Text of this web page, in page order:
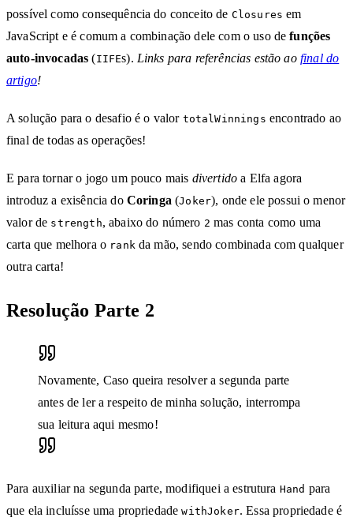
possível como consequência do conceito de Closures em
JavaScript e é comum a combinação dele com o uso defunções
auto-invocadas (IIFEs). Links para referências estão ao final do
artigo!
A solução para o desafio é o valor totalWinnings encontrado ao
final de todas as operações!
E para tornar o jogo um pouco mais divertido a Elfa agora
introduz a exisência do Coringa(Joker), onde ele possui o menor
valor de strength, abaixo do número 2 mas conta como uma
carta que melhora o rankda mão, sendo combinada com qualquer
outra carta!
Resolução Parte 2
Novamente, Caso queira resolver a segunda parte
antes de ler a respeito de minha solução, interrompa
sua leitura aqui mesmo!
Para auxiliar na segunda parte, modifiquei a estrutura Hand para
que ela incluísse uma propriedadewithJoker. Essa propriedade é